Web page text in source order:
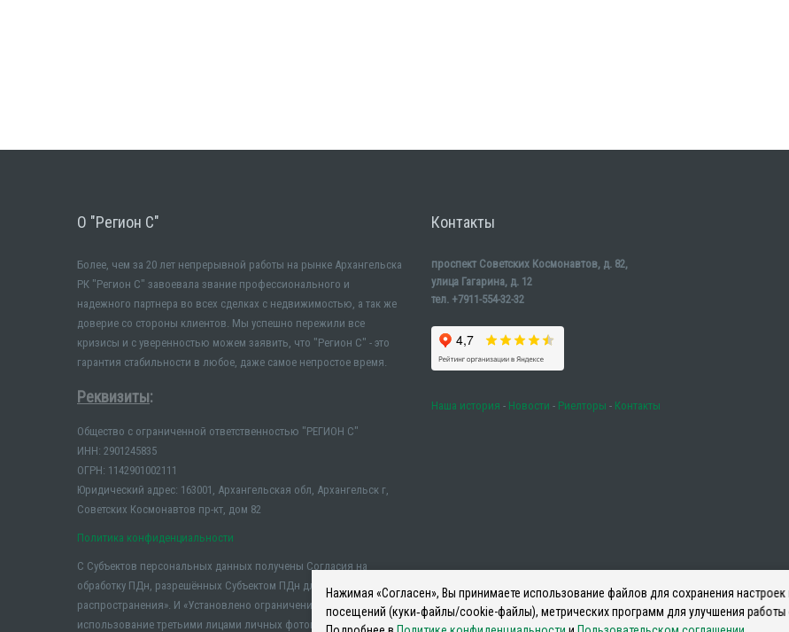
О "Регион С"
Более, чем за 20 лет непрерывной работы на рынке Архангельска
РК "Регион С" завоевала звание профессионального и
надежного партнера во всех сделках с недвижимостью, а так же
доверие со стороны клиентов. Мы успешно пережили все
кризисы и с уверенностью можем заявить, что "Регион С" - это
гарантия стабильности в любое, даже самое непростое время.
Реквизиты:
Общество с ограниченной ответственностью "РЕГИОН С"
ИНН: 2901245835
ОГРН: 1142901002111
Юридический адрес: 163001, Архангельская обл, Архангельск г,
Советских Космонавтов пр-кт, дом 82
Политика конфиденциальности
С Субъектов персональных данных получены Согласия на
обработку ПДн, разрешённых Субъектом ПДн для
распространения». И «Установлено ограничение на
использование третьими лицами личных фотографий и иных
Контакты
проспект Советских Космонавтов, д. 82,
улица Гагарина, д. 12
тел. +7911-554-32-32
Наша история - Новости - Риелторы - Контакты
Нажимая «Согласен», Вы принимаете использование файлов для сохранения настроек
посещений (куки‑файлы/cookie-файлы), метрических программ для улучшения работы